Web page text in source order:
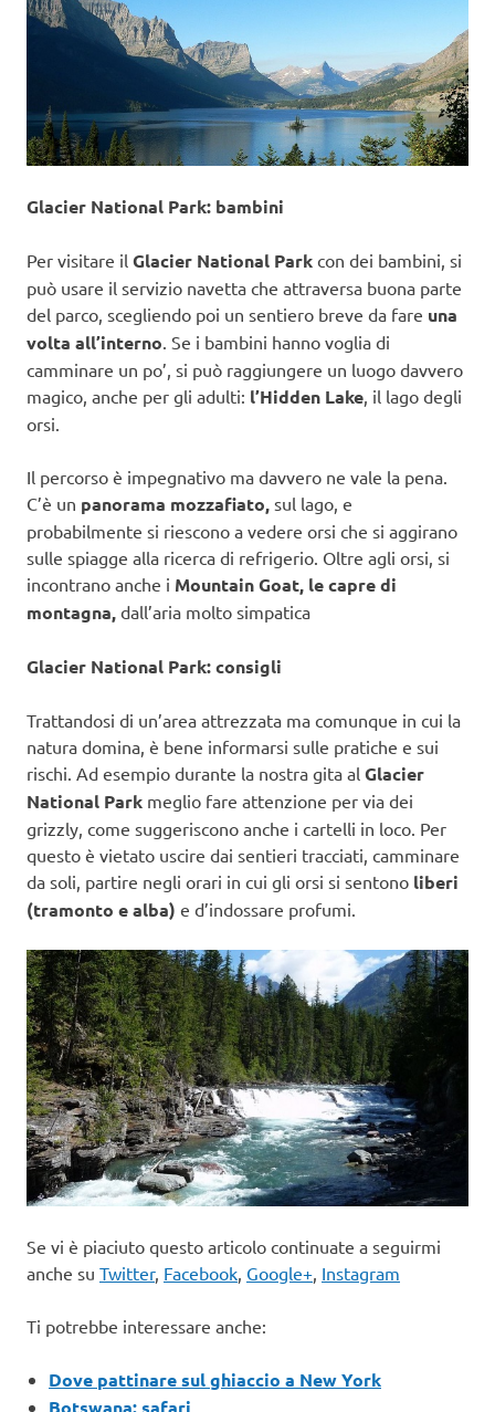
Glacier National Park: bambini
Per visitare il Glacier National Park con dei bambini, si
può usare il servizio navetta che attraversa buona parte
del parco, scegliendo poi un sentiero breve da fare una
volta all’interno. Se i bambini hanno voglia di
camminare un po’, si può raggiungere un luogo davvero
magico, anche per gli adulti: l’Hidden Lake, il lago degli
orsi.
Il percorso è impegnativo ma davvero ne vale la pena.
C’è un panorama mozzafiato, sul lago, e
probabilmente si riescono a vedere orsi che si aggirano
sulle spiagge alla ricerca di refrigerio. Oltre agli orsi, si
incontrano anche i Mountain Goat, le capre di
montagna, dall’aria molto simpatica
Glacier National Park: consigli
Trattandosi di un’area attrezzata ma comunque in cui la
natura domina, è bene informarsi sulle pratiche e sui
rischi. Ad esempio durante la nostra gita al Glacier
National Park meglio fare attenzione per via dei
grizzly, come suggeriscono anche i cartelli in loco. Per
questo è vietato uscire dai sentieri tracciati, camminare
da soli, partire negli orari in cui gli orsi si sentono liberi
(tramonto e alba) e d’indossare profumi.
Se vi è piaciuto questo articolo continuate a seguirmi
anche su Twitter, Facebook, Google+, Instagram
Ti potrebbe interessare anche:
Dove pattinare sul ghiaccio a New York
Botswana: safari